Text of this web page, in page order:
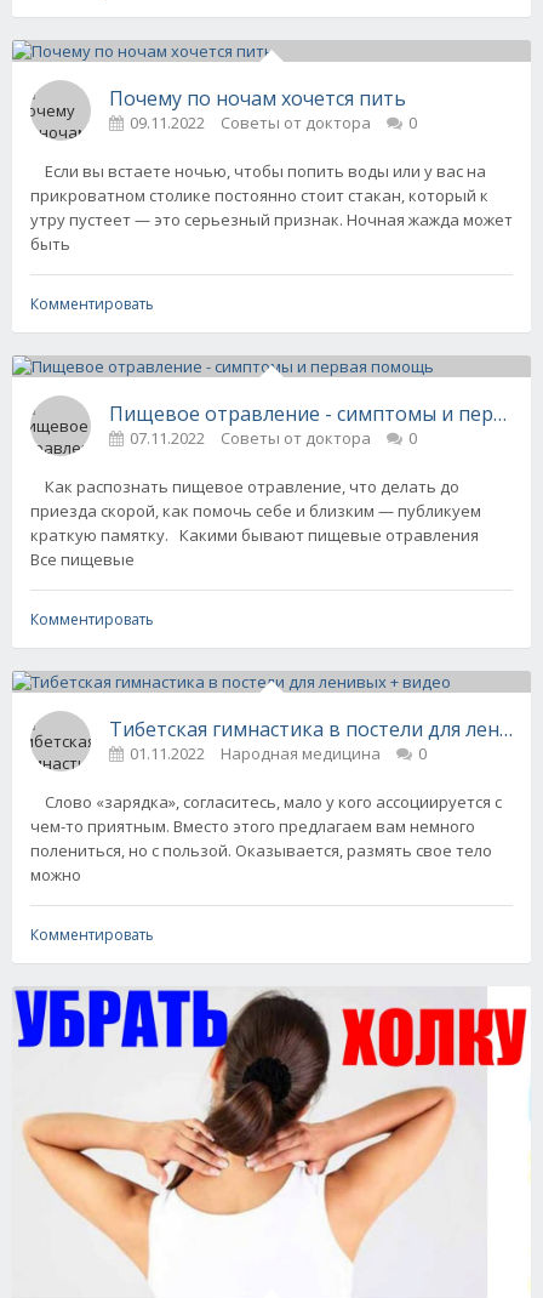
Почему по ночам хочется пить
09.11.2022 Советы от доктора 0
Если вы встаете ночью, чтобы попить воды или у вас на
прикроватном столике постоянно стоит стакан, который к
утру пустеет — это серьезный признак. Ночная жажда может
быть
Комментировать
Пищевое отравление - симптомы и первая
07.11.2022 Советы от доктора 0
Как распознать пищевое отравление, что делать до
приезда скорой, как помочь себе и близким — публикуем
краткую памятку. Какими бывают пищевые отравления
Все пищевые
Комментировать
Тибетская гимнастика в постели для
01.11.2022 Народная медицина 0
Слово «зарядка», согласитесь, мало у кого ассоциируется с
чем-то приятным. Вместо этого предлагаем вам немного
полениться, но с пользой. Оказывается, размять свое тело
можно
Комментировать